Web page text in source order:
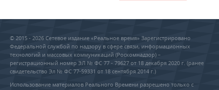
© 2015 - 2026 Сетевое издание «Реальное время» Зарегистрировано
Федеральной службой по надзору в сфере связи, информационных
технологий и массовых коммуникаций (Роскомнадзор) –
регистрационный номер ЭЛ № ФС 77 - 79627 от 18 декабря 2020 г. (ранее
свидетельство Эл № ФС 77-59331 от 18 сентября 2014 г.)
Использование материалов Реального Времени разрешено только с